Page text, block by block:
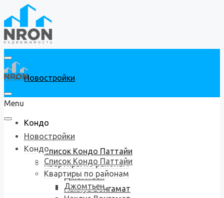
Новостройки
Кондо
Список Кондо Паттайи
Квартиры по районам
Джомтьен
Наклуа Вонгамат
Menu
Новостройки
Кондо
Список Кондо Паттайи
Квартиры по районам
Джомтьен